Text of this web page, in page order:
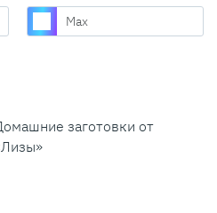
Max
заготовки от